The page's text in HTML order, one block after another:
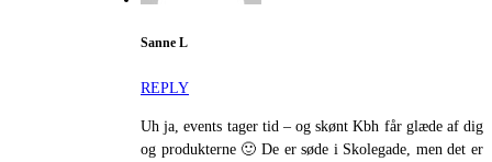
Sanne L
REPLY
Uh ja, events tager tid – og skønt Kbh får glæde af dig
og produkterne 🙂 De er søde i Skolegade, men det er